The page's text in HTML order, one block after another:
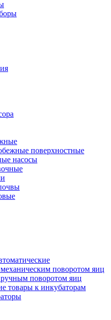
поверхностные
насосы
поворотом яиц
поворотом яиц
товары к инкубаторам